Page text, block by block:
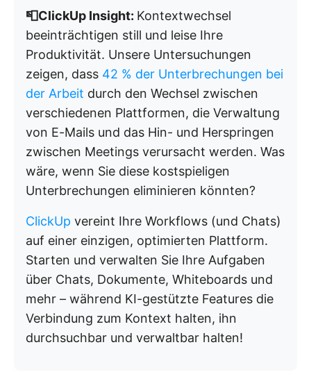
📮ClickUp Insight: Kontextwechsel
beeinträchtigen still und leise Ihre
Produktivität. Unsere Untersuchungen
zeigen, dass 42 % der Unterbrechungen bei
der Arbeit durch den Wechsel zwischen
verschiedenen Plattformen, die Verwaltung
von E-Mails und das Hin- und Herspringen
zwischen Meetings verursacht werden. Was
wäre, wenn Sie diese kostspieligen
Unterbrechungen eliminieren könnten?
ClickUp vereint Ihre Workflows (und Chats)
auf einer einzigen, optimierten Plattform.
Starten und verwalten Sie Ihre Aufgaben
über Chats, Dokumente, Whiteboards und
mehr – während KI-gestützte Features die
Verbindung zum Kontext halten, ihn
durchsuchbar und verwaltbar halten!